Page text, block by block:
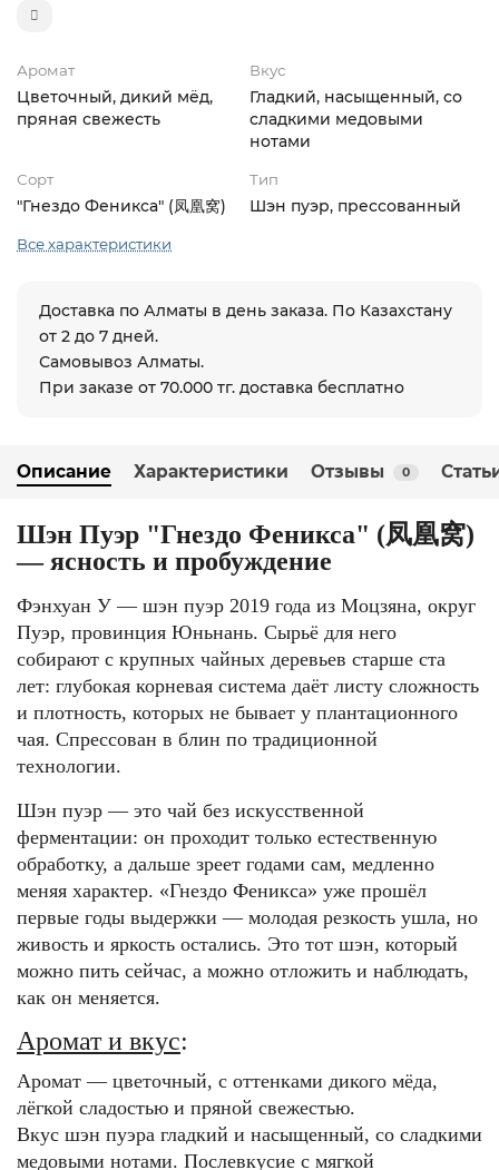
Аромат
Цветочный, дикий мёд,
пряная свежесть
Вкус
Гладкий, насыщенный, со
сладкими медовыми
нотами
Сорт
"Гнездо Феникса" (凤凰窝)
Тип
Шэн пуэр, прессованный
Все характеристики
Доставка по Алматы в день заказа. По Казахстану
от 2 до 7 дней.
Самовывоз Алматы.
При заказе от 70.000 тг. доставка бесплатно
Описание Характеристики Отзывы 0
Шэн Пуэр "Гнездо Феникса" (凤凰窝)
— ясность и пробуждение
Фэнхуан У — шэн пуэр 2019 года из Моцзяна, округ
Пуэр, провинция Юньнань. Сырьё для него
собирают с крупных чайных деревьев старше ста
лет: глубокая корневая система даёт листу сложность
и плотность, которых не бывает у плантационного
чая. Спрессован в блин по традиционной
технологии.
Шэн пуэр — это чай без искусственной
ферментации: он проходит только естественную
обработку, а дальше зреет годами сам, медленно
меняя характер. «Гнездо Феникса» уже прошёл
первые годы выдержки — молодая резкость ушла, но
живость и яркость остались. Это тот шэн, который
можно пить сейчас, а можно отложить и наблюдать,
как он меняется.
Аромат и вкус:
Аромат—цветочный, с оттенками дикого мёда,
лёгкой сладостью и пряной свежестью.
Вкус шэн пуэра гладкий и насыщенный, со сладкими
медовыми нотами. Послевкусие с мягкой